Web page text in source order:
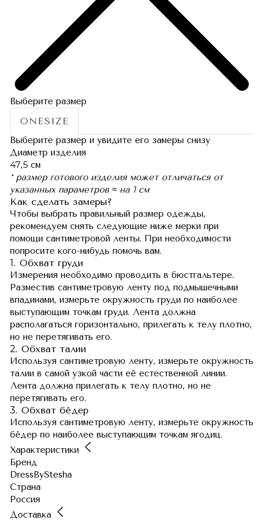
Выберите размер
ONESIZE
Выберите размер и увидите его замеры снизу
Диаметр изделия
47,5 см
* размер готового изделия может отличаться от
указанных параметров ≈ на 1 см
Как сделать замеры?
Чтобы выбрать правильный размер одежды,
рекомендуем снять следующие ниже мерки при
помощи сантиметровой ленты. При необходимости
попросите кого-нибудь помочь вам.
1. Обхват груди
Измерения необходимо проводить в бюстгальтере.
Разместив сантиметровую ленту под подмышечными
впадинами, измерьте окружность груди по наиболее
выступающим точкам груди. Лента должна
располагаться горизонтально, прилегать к телу плотно,
но не перетягивать его.
2. Обхват талии
Используя сантиметровую ленту, измерьте окружность
талии в самой узкой части её естественной линии.
Лента должна прилегать к телу плотно, но не
перетягивать его.
3. Обхват бёдер
Используя сантиметровую ленту, измерьте окружность
бёдер по наиболее выступающим точкам ягодиц.
Характеристики
Бренд
DressByStesha
Страна
Россия
Доставка